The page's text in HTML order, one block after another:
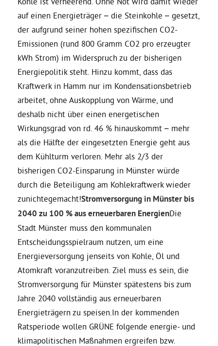
auf einen Energieträger – die Steinkohle – gesetzt,
der aufgrund seiner hohen spezifischen CO2-
Emissionen (rund 800 Gramm CO2 pro erzeugter
kWh Strom) im Widerspruch zu der bisherigen
Energiepolitik steht. Hinzu kommt, dass das
Kraftwerk in Hamm nur im Kondensationsbetrieb
arbeitet, ohne Auskopplung von Wärme, und
deshalb nicht über einen energetischen
Wirkungsgrad von rd. 46 % hinauskommt – mehr
als die Hälfte der eingesetzten Energie geht aus
dem Kühlturm verloren. Mehr als 2/3 der
bisherigen CO2-Einsparung in Münster würde
durch die Beteiligung am Kohlekraftwerk wieder
zunichtegemacht!Stromversorgung in Münster bis
2040 zu 100 % aus erneuerbaren EnergienDie
Stadt Münster muss den kommunalen
Entscheidungsspielraum nutzen, um eine
Energieversorgung jenseits von Kohle, Öl und
Atomkraft voranzutreiben. Ziel muss es sein, die
Stromversorgung für Münster spätestens bis zum
Jahre 2040 vollständig aus erneuerbaren
Energieträgern zu speisen.In der kommenden
Ratsperiode wollen GRÜNE folgende energie- und
klimapolitischen Maßnahmen ergreifen bzw.